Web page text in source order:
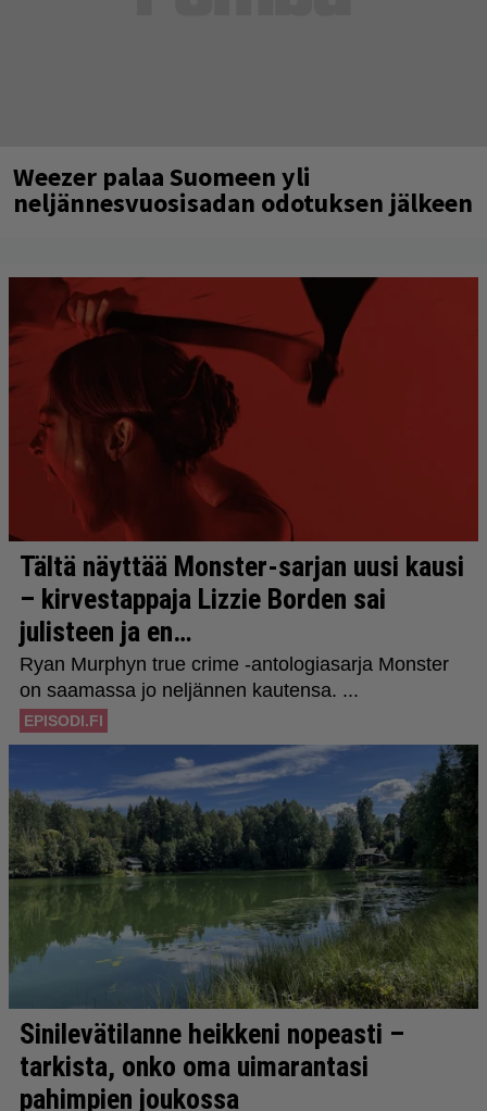
Weezer palaa Suomeen yli
neljännesvuosisadan odotuksen jälkeen